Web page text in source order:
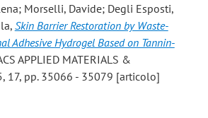
Morselli, Davide; Degli Esposti,
, Skin Barrier Restoration by Waste-
Adhesive Hydrogel Based on Tannin-
APPLIED MATERIALS &
17, pp. 35066 - 35079 [articolo]